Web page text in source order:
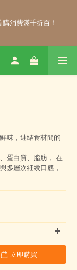
消費滿千折百！
消費滿千折百！
滿2,000免運！低溫
本島）
9 折優惠！！把握
冷凍料理包通通享優
購消費滿千折百！
味，連結食材間的
蛋白質、脂肪， 在
多層次細緻口感，
立即購買